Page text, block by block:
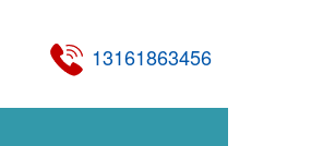
13161863456